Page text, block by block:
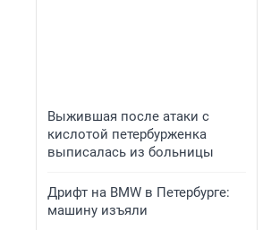
Выжившая после атаки с
кислотой петербурженка
выписалась из больницы
Дрифт на BMW в Петербурге:
машину изъяли